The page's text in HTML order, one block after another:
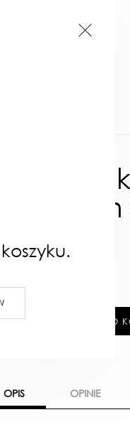
Sweter
zł
cena z 30 dni: 490,00 zł
DODAJ DO
OPIS OPINIE